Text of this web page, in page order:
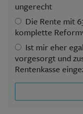
ungerecht
Die Rente mit
komplette
Ist mir eher
vorgesorgt und
Rentenkasse